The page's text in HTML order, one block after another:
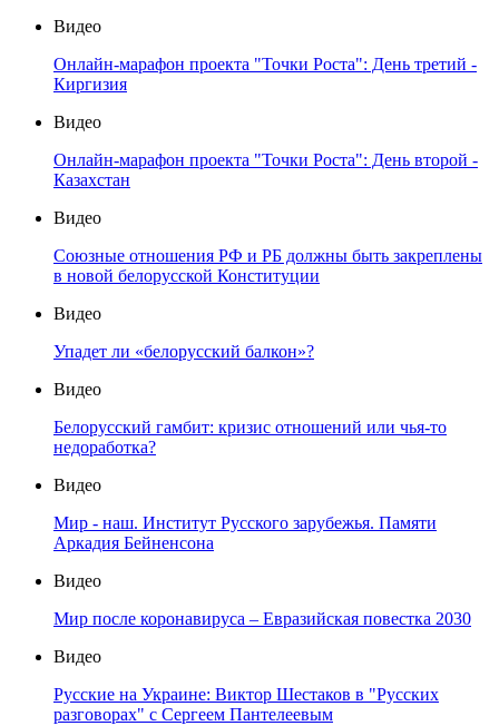
Видео
Онлайн-марафон проекта "Точки Роста": День третий -
Киргизия
Видео
Онлайн-марафон проекта "Точки Роста": День второй -
Казахстан
Видео
Союзные отношения РФ и РБ должны быть закреплены
в новой белорусской Конституции
Видео
Упадет ли «белорусский балкон»?
Видео
Белорусский гамбит: кризис отношений или чья-то
недоработка?
Видео
Мир - наш. Институт Русского зарубежья. Памяти
Аркадия Бейненсона
Видео
Мир после коронавируса – Евразийская повестка 2030
Видео
Русские на Украине: Виктор Шестаков в "Русских
разговорах" с Сергеем Пантелеевым